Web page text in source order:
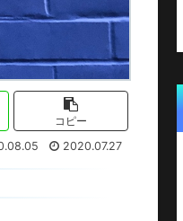
コピー
2020.07.27